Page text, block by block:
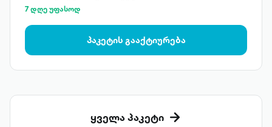
7 დღე უფასოდ
პაკეტის გააქტიურება
ყველა პაკეტი